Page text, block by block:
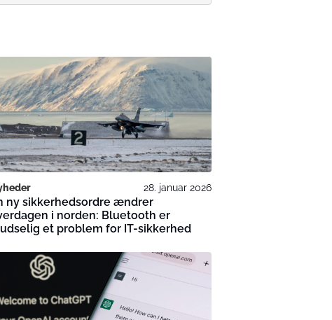
28. januar 2026
ny sikkerhedsordre ændrer
i norden: Bluetooth er
et problem for IT-sikkerhed